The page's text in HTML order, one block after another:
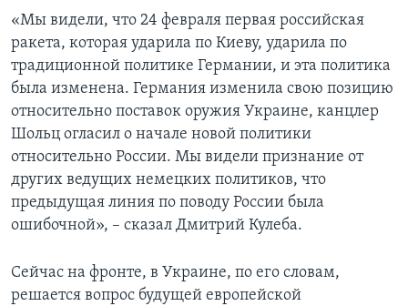
«Мы видели, что 24 февраля первая российская
ракета, которая ударила по Киеву, ударила по
традиционной политике Германии, и эта политика
была изменена. Германия изменила свою позицию
относительно поставок оружия Украине, канцлер
Шольц огласил о начале новой политики
относительно России. Мы видели признание от
других ведущих немецких политиков, что
предыдущая линия по поводу России была
ошибочной», – сказал Дмитрий Кулеба.
Сейчас на фронте, в Украине, по его словам,
решается вопрос будущей европейской